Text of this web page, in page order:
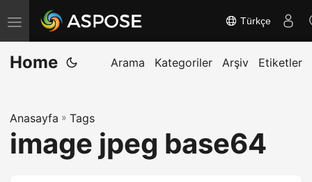
G
e
z
m
e
Türkçe
Home Arama Kategoriler Arşiv Etiketler
Anasayfa » Tags
image jpeg base64